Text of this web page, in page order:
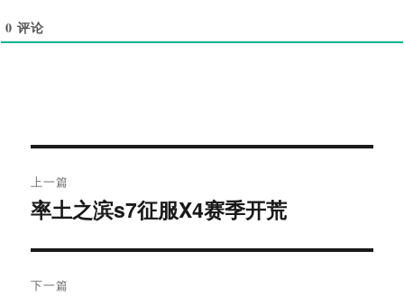
0 评论
章
上一篇
上
文
章：
率土之滨s7征服X4赛季开荒
下一篇